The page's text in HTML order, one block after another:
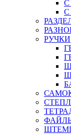
С
С
РУЧКИ